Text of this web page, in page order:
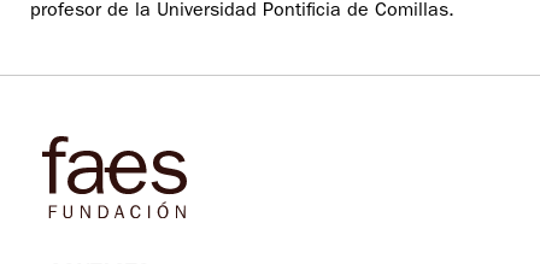
profesor de la Universidad Pontificia de Comillas.